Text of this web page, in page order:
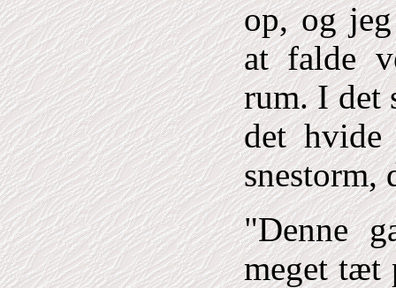
op, og
at falde
rum. I det
det
snestorm,
"Denne
meget tæt